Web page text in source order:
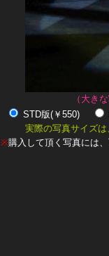
（大き
STD版(￥550)
実際の写真サイズは
※購入して頂く写真には